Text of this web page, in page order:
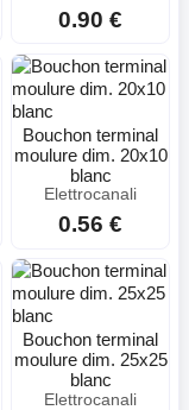
0.90 €
Bouchon terminal
moulure dim. 20x10
blanc
Elettrocanali
0.56 €
Bouchon terminal
moulure dim. 25x25
blanc
Elettrocanali